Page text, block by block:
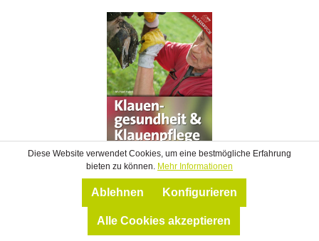
Klauengesundheit & Klauenpflege
* Autor: Hulek, Michael * ISBN: 978-3-7020-1463-6 *
Verlag: STOCKER Verlag124 Seiten, zahlreiche
Diese Website verwendet Cookies, um eine bestmögliche Erfahrung
bieten zu können. Mehr Informationen
Ablehnen Konfigurieren
Alle Cookies akzeptieren